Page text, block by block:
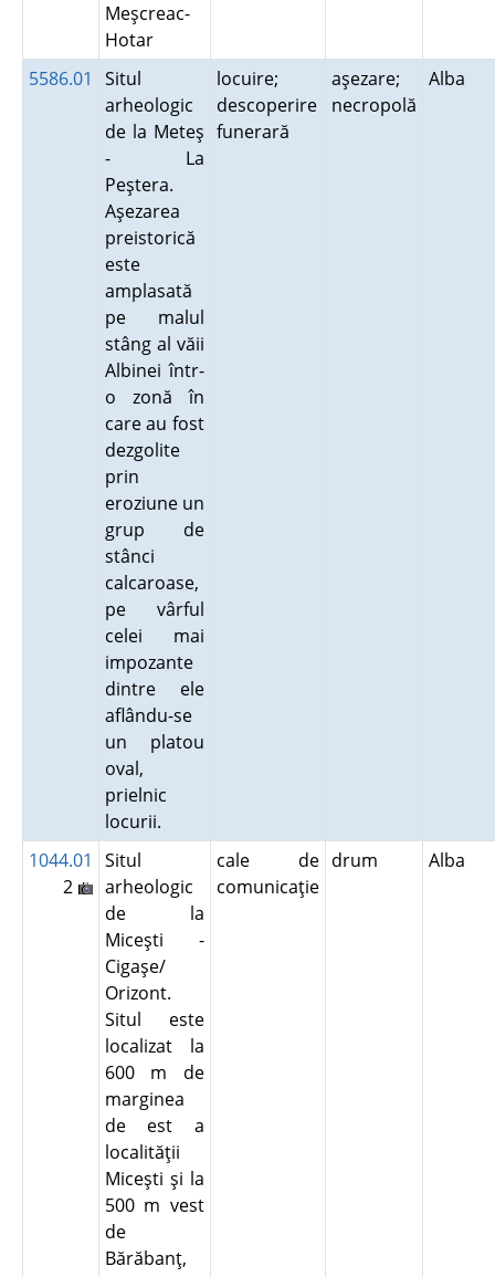
Meşcreac-
Hotar
5586.01
Situl
arheologic
de la Meteş
- La
Peştera.
Aşezarea
preistorică
este
amplasată
pe malul
stâng al văii
Albinei într-
o zonă în
care au fost
dezgolite
prin
eroziune un
grup de
stânci
calcaroase,
pe vârful
celei mai
impozante
dintre ele
aflându-se
un platou
oval,
prielnic
locurii.
locuire;
descoperire
funerară
aşezare;
necropolă
Alba
1044.01
2
Situl
arheologic
de la
Miceşti -
Cigaşe/
Orizont.
Situl este
localizat la
600 m de
marginea
de est a
localităţii
Miceşti şi la
500 m vest
de
Bărăbanţ,
cale de
comunicaţie
drum Alba